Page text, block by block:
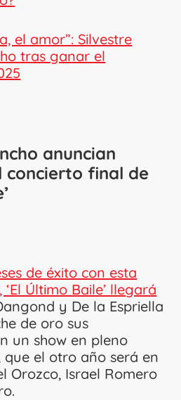
el amor”: Silvestre
tras ganar el
anuncian
concierto final de
de éxito con esta
Último Baile’ llegará
y De la Espriella
de oro sus
un show en pleno
que el otro año será en
Orozco, Israel Romero